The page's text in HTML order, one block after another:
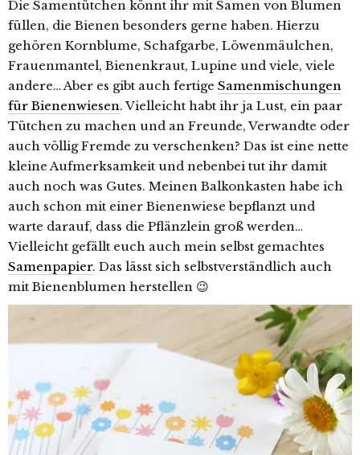
Die Samentütchen könnt ihr mit Samen von Blumen
füllen, die Bienen besonders gerne haben. Hierzu
gehören Kornblume, Schafgarbe, Löwenmäulchen,
Frauenmantel, Bienenkraut, Lupine und viele, viele
andere… Aber es gibt auch fertige Samenmischungen
für Bienenwiesen. Vielleicht habt ihr ja Lust, ein paar
Tütchen zu machen und an Freunde, Verwandte oder
auch völlig Fremde zu verschenken? Das ist eine nette
kleine Aufmerksamkeit und nebenbei tut ihr damit
auch noch was Gutes. Meinen Balkonkasten habe ich
auch schon mit einer Bienenwiese bepflanzt und
warte darauf, dass die Pflänzlein groß werden…
Vielleicht gefällt euch auch mein selbst gemachtes
Samenpapier. Das lässt sich selbstverständlich auch
mit Bienenblumen herstellen 😉